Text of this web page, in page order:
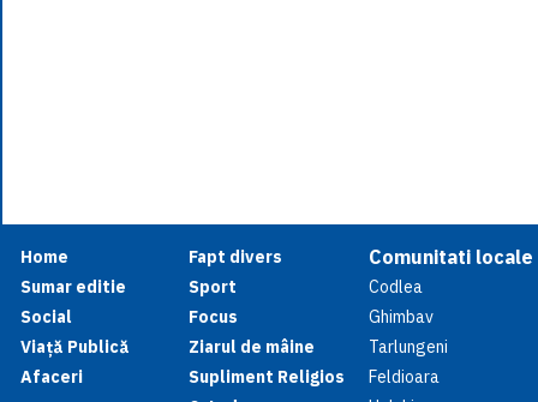
Home
Sumar editie
Social
Viață Publică
Afaceri
Fapt divers
Sport
Focus
Ziarul de mâine
Supliment Religios
Comunitati locale
Codlea
Ghimbav
Tarlungeni
Feldioara